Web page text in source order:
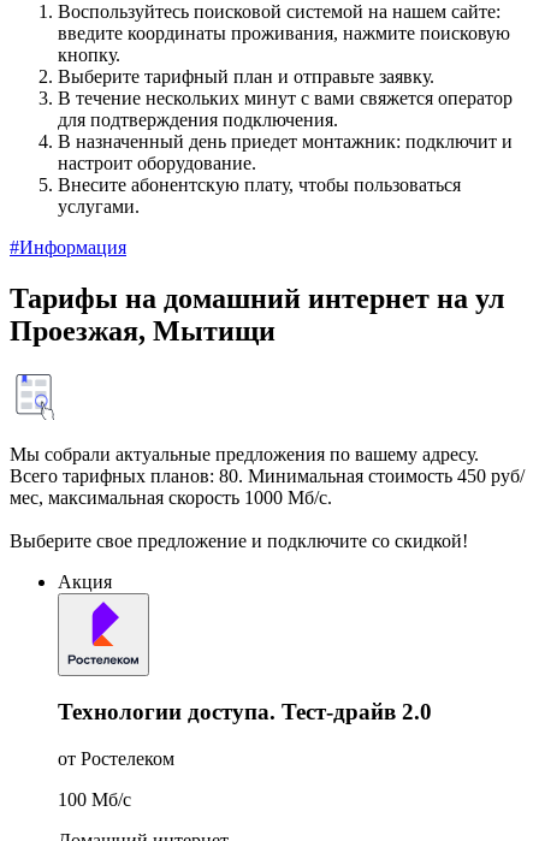
Воспользуйтесь поисковой системой на нашем сайте:
введите координаты проживания, нажмите поисковую
кнопку.
Выберите тарифный план и отправьте заявку.
В течение нескольких минут с вами свяжется оператор
для подтверждения подключения.
В назначенный день приедет монтажник: подключит и
настроит оборудование.
Внесите абонентскую плату, чтобы пользоваться
услугами.
#Информация
Тарифы на домашний интернет на ул
Проезжая, Мытищи
Мы собрали актуальные предложения по вашему адресу.
Всего тарифных планов: 80. Минимальная стоимость 450 руб/
мес, максимальная скорость 1000 Мб/с.
Выберите свое предложение и подключите со скидкой!
Акция
Технологии доступа. Тест-драйв 2.0
от Ростелеком
100 Мб/c